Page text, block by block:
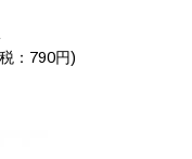
：790円)